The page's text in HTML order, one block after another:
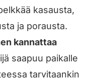
kasausta,
ja porausta.
kannattaa
saapuu paikalle
tarvitaankin